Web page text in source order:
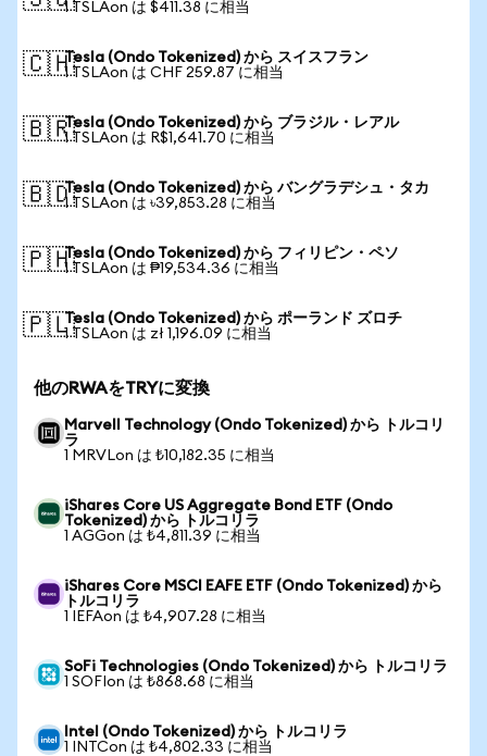
1 TSLAon は $411.38 に相当
🇨🇭Tesla (Ondo Tokenized) から スイスフラン
1 TSLAon は CHF 259.87 に相当
🇧🇷Tesla (Ondo Tokenized) から ブラジル・レアル
1 TSLAon は R$1,641.70 に相当
🇧🇩Tesla (Ondo Tokenized) から バングラデシュ・タカ
1 TSLAon は ৳39,853.28 に相当
🇵🇭Tesla (Ondo Tokenized) から フィリピン・ペソ
1 TSLAon は ₱19,534.36 に相当
🇵🇱Tesla (Ondo Tokenized) から ポーランド ズロチ
1 TSLAon は zł 1,196.09 に相当
他のRWAをTRYに変換
Marvell Technology (Ondo Tokenized) から トルコリ
ラ
1 MRVLon は ₺10,182.35 に相当
iShares Core US Aggregate Bond ETF (Ondo
Tokenized) から トルコリラ
1 AGGon は ₺4,811.39 に相当
iShares Core MSCI EAFE ETF (Ondo Tokenized) から
トルコリラ
1 IEFAon は ₺4,907.28 に相当
SoFi Technologies (Ondo Tokenized) から トルコリラ
1 SOFIon は ₺868.68 に相当
Intel (Ondo Tokenized) から トルコリラ
1 INTCon は ₺4,802.33 に相当